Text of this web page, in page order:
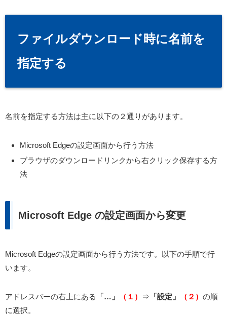
ファイルダウンロード時に名前を
指定する
名前を指定する方法は主に以下の２通りがあります。
Microsoft Edgeの設定画面から行う方法
ブラウザのダウンロードリンクから右クリック保存する方
法
Microsoft Edge の設定画面から変更
Microsoft Edgeの設定画面から行う方法です。以下の手順で行
います。
アドレスバーの右上にある 「…」 （１） ⇒ 「設定」 （２） の順
に選択。